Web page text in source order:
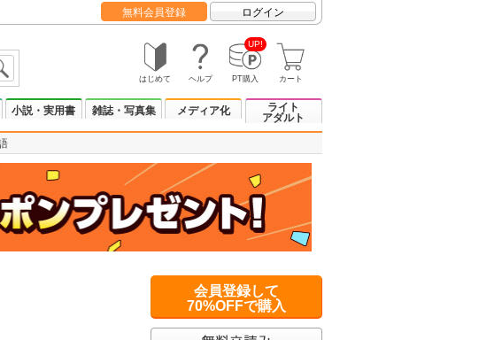
無料会員登録 ログイン
はじめて ヘルプ
UP!
PT購入 カート
小説・実用書 雑誌・写真集 メディア化
ライト
アダルト
会員登録して
70%OFFで購入